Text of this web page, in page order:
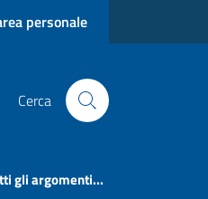
personale
Cerca
gli argomenti...